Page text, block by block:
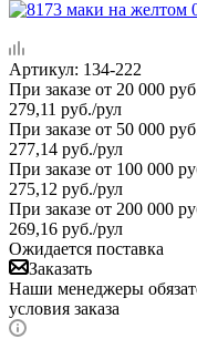
Артикул: 134-222
При заказе от 20 000
279,11 руб./рул
При заказе от 50 000
277,14 руб./рул
При заказе от 100 000
275,12 руб./рул
При заказе от 200 000
269,16 руб./рул
Ожидается поставка
Заказать
Наши менеджеры
условия заказа